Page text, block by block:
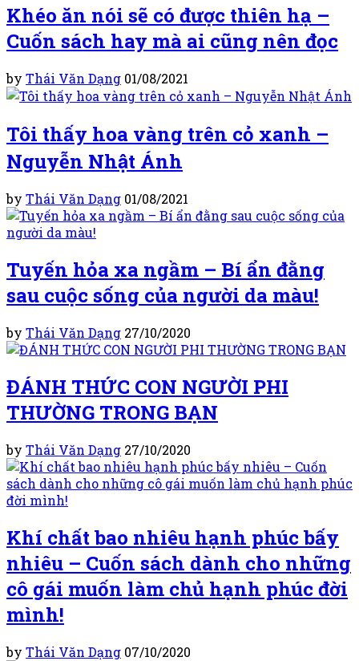
Khéo ăn nói sẽ có được thiên hạ –
Cuốn sách hay mà ai cũng nên đọc
by Thái Văn Dạng 01/08/2021
Tôi thấy hoa vàng trên cỏ xanh –
Nguyễn Nhật Ánh
by Thái Văn Dạng 01/08/2021
Tuyến hỏa xa ngầm – Bí ẩn đằng
sau cuộc sống của người da màu!
by Thái Văn Dạng 27/10/2020
ĐÁNH THỨC CON NGƯỜI PHI
THƯỜNG TRONG BẠN
by Thái Văn Dạng 27/10/2020
Khí chất bao nhiêu hạnh phúc bấy
nhiêu – Cuốn sách dành cho những
cô gái muốn làm chủ hạnh phúc đời
mình!
by Thái Văn Dạng 07/10/2020